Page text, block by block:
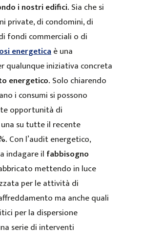
i nostri edifici. Sia che si
private, di condomini, di
fondi commerciali o di
energeticaè una
qualunque iniziativa concreta
energetico. Solo chiarendo
i consumi si possono
opportunità di
su tutte il recente
Con l’audit energetico,
indagare il fabbisogno
mettendo in luce
per le attività di
ma anche quali
per la dispersione
serie di interventi